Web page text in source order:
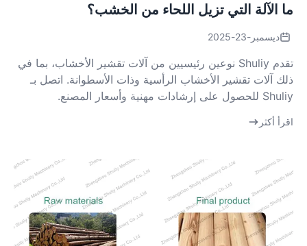
ما الآلة التي تزيل اللحاء من الخشب؟
ديسمبر-23-2025
تقدم Shuliy نوعين رئيسيين من آلات تقشير الأخشاب، بما في
ذلك آلات تقشير الأخشاب الرأسية وذات الأسطوانة. اتصل بـ
Shuliy للحصول على إرشادات مهنية وأسعار المصنع.
اقرأ أكثر